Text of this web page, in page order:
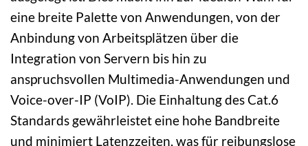
eine breite Palette von Anwendungen, von der
Anbindung von Arbeitsplätzen über die
Integration von Servern bis hin zu
anspruchsvollen Multimedia-Anwendungen und
Voice-over-IP (VoIP). Die Einhaltung des Cat.6
Standards gewährleistet eine hohe Bandbreite
und minimiert Latenzzeiten, was für reibungslose